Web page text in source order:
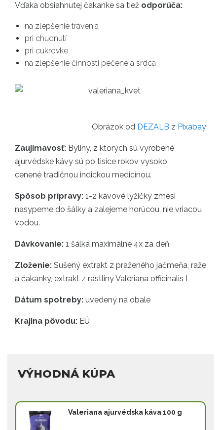
Vďaka obsiahnutej čakanke sa tiež odporúča:
na zlepšenie trávenia
pri chudnutí
pri cukrovke
na zlepšenie činnosti pečene a srdca
Obrázok od DEZALB z Pixabay
Zaujímavosť: Byliny, z ktorých sú vyrobené
ajurvédske kávy sú po tisíce rokov vysoko
cenené tradičnou indickou medicínou.
Spôsob prípravy: 1-2 kávové lyžičky zmesi
nasypeme do šálky a zalejeme horúcou, nie vriacou
vodou.
Dávkovanie: 1 šálka maximálne 4x za deň
Zloženie: Sušený extrakt z praženého jačmeňa, raže
a čakanky, extrakt z rastliny Valeriana officinalis L
Dátum spotreby: uvedený na obale
Krajina pôvodu: EÚ
VÝHODNÁ KÚPA
Valeriana ajurvédska káva 100 g